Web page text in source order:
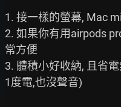
1. 接一樣的螢幕, Mac
2. 如果你有用airpods
常方便
3. 體積小好收納, 且省
1度電,也沒聲音)